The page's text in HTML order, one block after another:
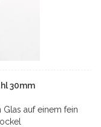
30mm
auf einem fein